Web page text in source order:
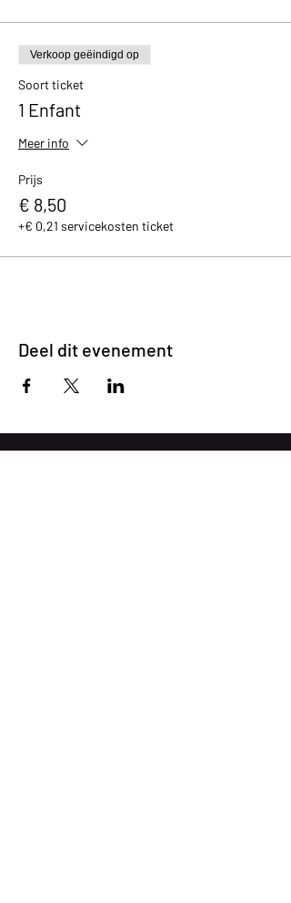
Verkoop geëindigd op
Soort ticket
1 Enfant
Meer info
Prijs
€ 8,50
+€ 0,21 servicekosten ticket
Deel dit evenement